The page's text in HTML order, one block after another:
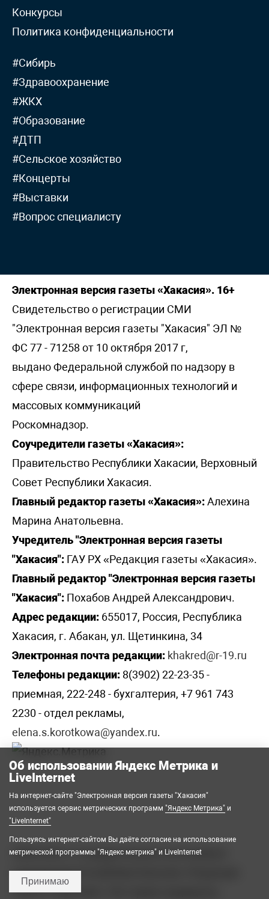
Конкурсы
Политика конфиденциальности
#Сибирь
#Здравоохранение
#ЖКХ
#Образование
#ДТП
#Сельское хозяйство
#Концерты
#Выставки
#Вопрос специалисту
Электронная версия газеты «Хакасия». 16+
Свидетельство о регистрации СМИ
"Электронная версия газеты "Хакасия" ЭЛ №
ФС 77 - 71258 от 10 октября 2017 г,
выдано Федеральной службой по надзору в
сфере связи, информационных технологий и
массовых коммуникаций
Роскомнадзор.
Соучредители газеты «Хакасия»:
Правительство Республики Хакасии, Верховный
Совет Республики Хакасия.
Главный редактор газеты «Хакасия»:Алехина
Марина Анатольевна.
Учредитель "Электронная версия газеты
"Хакасия": ГАУ РХ «Редакция газеты «Хакасия».
Главный редактор "Электронная версия газеты
"Хакасия": Похабов Андрей Александрович.
Адрес редакции: 655017, Россия, Республика
Хакасия, г. Абакан, ул. Щетинкина, 34
Электронная почта редакции: khakred@r-19.ru
Телефоны редакции: 8(3902) 22-23-35 -
приемная, 222-248 - бухгалтерия, +7 961 743
2230 - отдел рекламы,
elena.s.korotkowa@yandex.ru.
2008-2026 © Государственное автономное
учреждение Республики Хакасия «Редакция
газеты «Хакасия». Все права защищены.
Об использовании Яндекс Метрика и
LiveInternet
На интернет-сайте "Электронная версия газеты "Хакасия"
используется сервис метрических программ "Яндекс Метрика" и
"LiveInternet"
Пользуясь интернет-сайтом Вы даёте согласие на использование
метрической программы "Яндекс метрика" и LiveInternet
Принимаю